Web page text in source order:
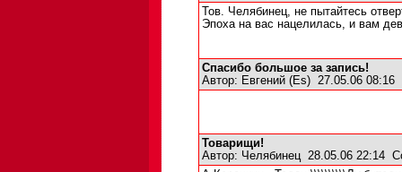
Тов. Челябинец, не пытайтесь
Эпоха на вас нацелилась, и вам
Спасибо большое за запись!
Автор: Евгений (Es) 27.05.06 08:16
Товарищи!
Автор: Челябинец28.05.06 22:14